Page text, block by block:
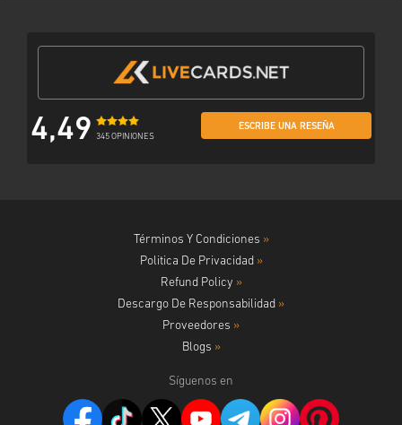
4,49 345 OPINIONES
ESCRIBE UNA RESEÑA
Términos Y Condiciones »
Politica De Privacidad »
Refund Policy »
Descargo De Responsabilidad »
Proveedores »
Blogs »
Síguenos en